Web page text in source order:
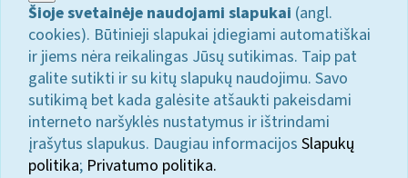
Šioje svetainėje naudojami slapukai (angl.
cookies). Būtinieji slapukai įdiegiami automatiškai
ir jiems nėra reikalingas Jūsų sutikimas. Taip pat
galite sutikti ir su kitų slapukų naudojimu. Savo
sutikimą bet kada galėsite atšaukti pakeisdami
interneto naršyklės nustatymus ir ištrindami
įrašytus slapukus. Daugiau informacijos Slapukų
politika; Privatumo politika.